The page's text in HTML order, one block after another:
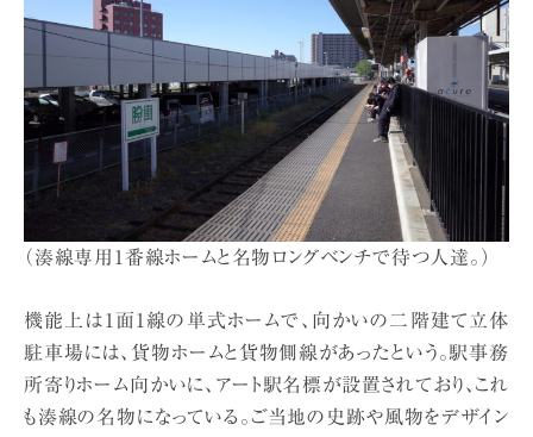
（湊線専用1番線ホームと名物ロングベンチで待つ人達。）
機能上は1面1線の単式ホームで、向かいの二階建て立体
駐車場には、貨物ホームと貨物側線があったという。駅事務
所寄りホーム向かいに、アート駅名標が設置されており、これ
も湊線の名物になっている。ご当地の史跡や風物をデザイン